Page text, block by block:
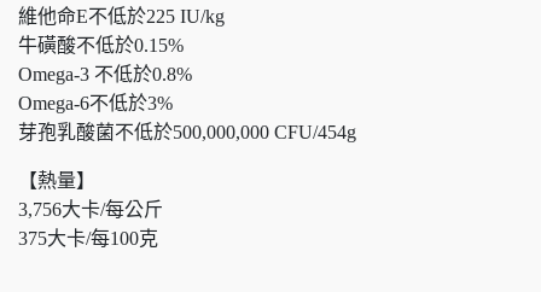
維他命E不低於225 IU/kg
牛磺酸不低於0.15%
Omega-3 不低於0.8%
Omega-6不低於3%
芽孢乳酸菌不低於500,000,000 CFU/454g
【熱量】
3,756大卡/每公斤
375大卡/每100克